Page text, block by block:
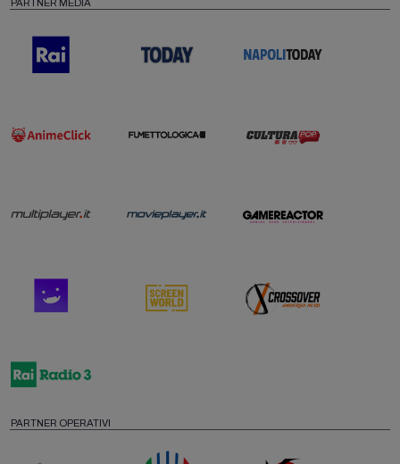
PARTNER MEDIA
PARTNER OPERATIVI